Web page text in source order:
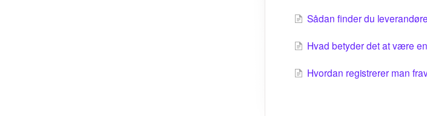
Sådan finder du
Hvad betyder det at være
Hvordan registrerer man